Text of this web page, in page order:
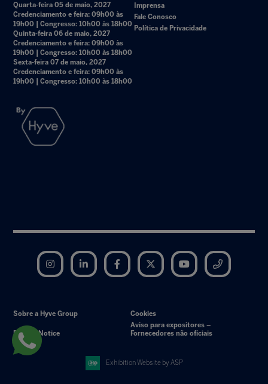
Quarta-feira 05 de maio, 2027
Credenciamento e feira: 09h00 às
19h00 | Congresso: 10h00 às 18h00
Quinta-feira 06 de maio, 2027
Credenciamento e feira: 09h00 às
19h00 | Congresso: 10h00 às 18h00
Sexta-feira 07 de maio, 2027
Credenciamento e feira: 09h00 às
19h00 | Congresso: 10h00 às 18h00
Imprensa
Fale Conosco
Política de Privacidade
Instagram LinkedIn Facebook Twitter YouTube
Sobre a Hyve Group Cookies
Privacy Notice
Aviso para expositores –
Fornecedores não oficiais
Exhibition Website by ASP